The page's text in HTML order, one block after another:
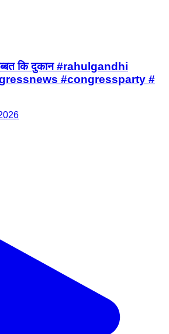
कि दुकान #rahulgandhi
#congressparty #